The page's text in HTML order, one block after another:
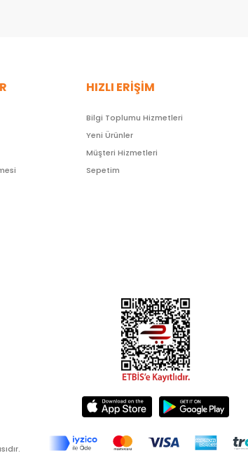
HIZLI ERİŞİM
Bilgi Toplumu Hizmetleri
Yeni Ürünler
Müşteri Hizmetleri
Sepetim